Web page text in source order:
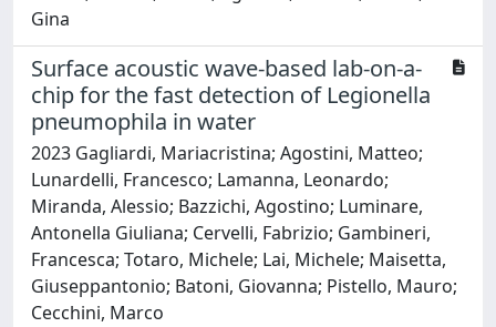
Gina
Surface acoustic wave-based lab-on-a-
chip for the fast detection of Legionella
pneumophila in water
2023 Gagliardi, Mariacristina; Agostini, Matteo;
Lunardelli, Francesco; Lamanna, Leonardo;
Miranda, Alessio; Bazzichi, Agostino; Luminare,
Antonella Giuliana; Cervelli, Fabrizio; Gambineri,
Francesca; Totaro, Michele; Lai, Michele; Maisetta,
Giuseppantonio; Batoni, Giovanna; Pistello, Mauro;
Cecchini, Marco